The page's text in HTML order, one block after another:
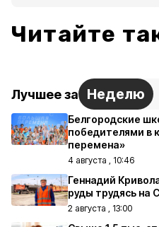
Читайте
Лучшее за Неделю
Белгородские
победителями в
перемена»
4 августа , 10:46
Геннадий
руды трудясь на
2 августа , 13:00